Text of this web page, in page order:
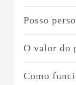
projeto de
Posso
de
O valor do
Como